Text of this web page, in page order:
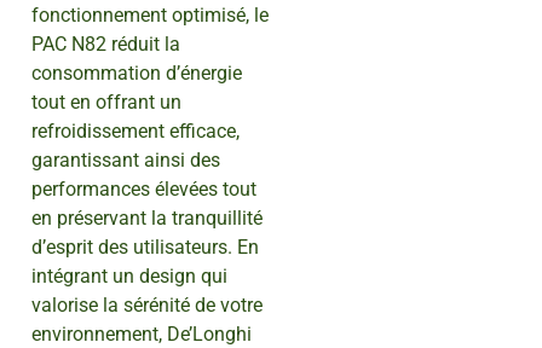
fonctionnement optimisé, le
PAC N82 réduit la
consommation d’énergie
tout en offrant un
refroidissement efficace,
garantissant ainsi des
performances élevées tout
en préservant la tranquillité
d’esprit des utilisateurs. En
intégrant un design qui
valorise la sérénité de votre
environnement, De’Longhi